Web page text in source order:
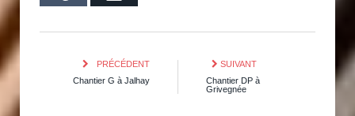
PRÉCÉDENT
Chantier G à Jalhay
SUIVANT
Chantier DP à
Grivegnée